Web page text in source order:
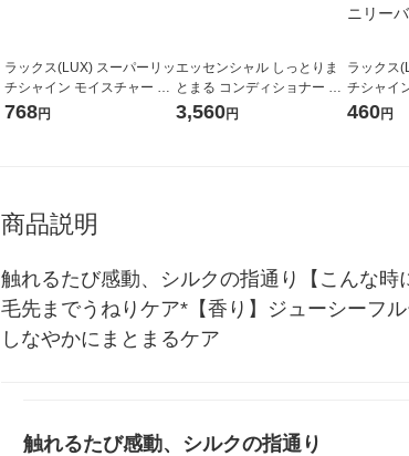
ラックス(LUX) スーパーリッ
チシャイン モイスチャー 保
湿シャンプー 詰替 560g ユ
768円
エッセンシャル しっとりま
とまる コンディショナー 詰
め替え 超特大 1800ml 2個
花王
3,560円
ラックス
チシャイ
ニ保湿シ
460円
商品説明
触れるたび感動、シルクの指通り【こんな
毛先までうねりケア*【香り】ジューシーフ
しなやかにまとまるケア
触れるたび感動、シルクの指通り